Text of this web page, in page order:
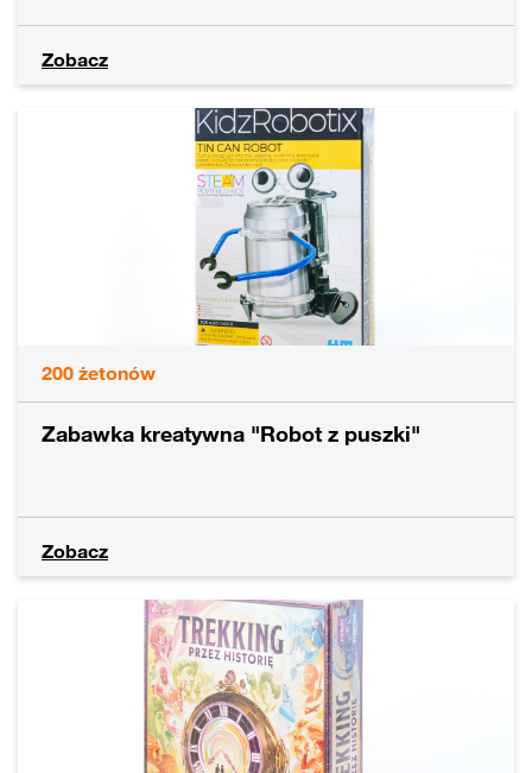
Zobacz
200 żetonów
Zabawka kreatywna "Robot z puszki"
Zobacz